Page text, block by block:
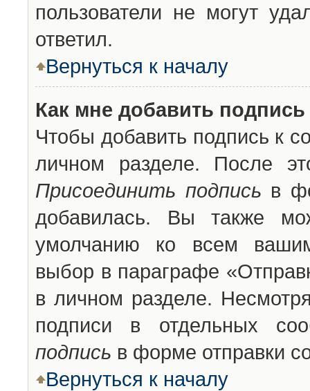
пользователи не могут
ответил.
Вернуться к началу
Как мне добавить
Чтобы добавить подпись к
личном разделе. После
Присоединить подпись в
добавилась. Вы также
умолчанию ко всем
выбор в параграфе
в личном разделе.
подписи в отдельных
подпись в форме отправки
Вернуться к началу